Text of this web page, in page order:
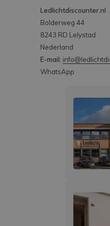
Ledlichtdiscounter.nl
Bolderweg 44
8243 RD Lelystad
Nederland
E-mail:
WhatsApp